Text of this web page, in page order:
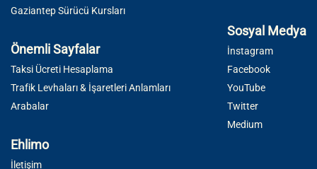
Gaziantep Sürücü Kursları
Önemli Sayfalar
Taksi Ücreti Hesaplama
Trafik Levhaları & İşaretleri Anlamları
Arabalar
Sosyal Medya
İnstagram
Facebook
YouTube
Twitter
Medium
Ehlimo
İletişim